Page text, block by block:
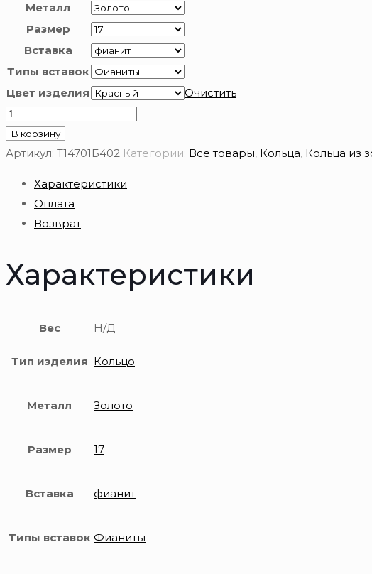
Металл
Размер
Вставка
Типы вставок
Цвет изделия
Очистить
Количество
товара
Кольцо
золота
пробы
В корзину
Артикул: Т14701Б402 Категории: Все товары, Кольца, Кольца из
Характеристики
Оплата
Возврат
Характеристики
Вес Н/Д
Тип изделия Кольцо
Металл Золото
Размер 17
Вставка фианит
Типы вставок Фианиты